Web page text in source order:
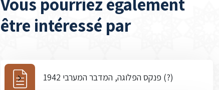
être intéressé par
פנקס הפלוגה, המדבר המערבי 1942 (?)